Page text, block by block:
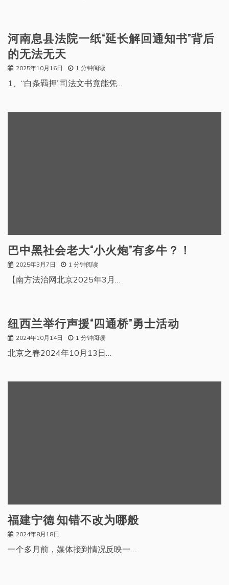
河南息县法院一纸“延长解回通知书”背后
的无法无天
2025年10月16日 1 分钟阅读
1、“白条羁押”司法文书竟能凭…
巴中黑社会老大“小火炮”有多牛？！
2025年3月7日 1 分钟阅读
【南方法治网北京2025年3月…
纽西兰举行声援“四通桥”勇士活动
2024年10月14日 1 分钟阅读
北京之春2024年10月13日…
福建宁德 知错不改为哪般
2024年8月18日
一个多月前，媒体接到情况反映一…